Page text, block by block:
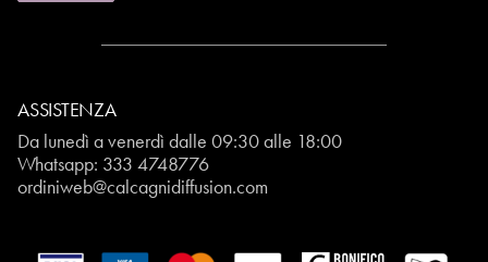
ASSISTENZA
Da lunedì a venerdì dalle 09:30 alle 18:00
Whatsapp: 333 4748776
ordiniweb@calcagnidiffusion.com